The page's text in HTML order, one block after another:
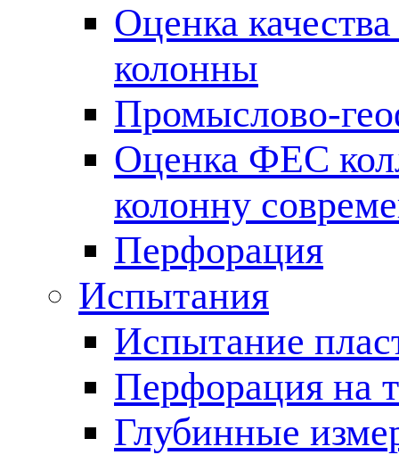
Оценка
колонны
Промыслово-
Оценка ФЕС
колонну
Перфорация
Испытания
Испытание
Перфорация на
Глубинные